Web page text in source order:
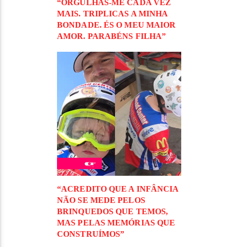
“ORGULHAS-ME CADA VEZ
MAIS. TRIPLICAS A MINHA
BONDADE. ÉS O MEU MAIOR
AMOR. PARABÉNS FILHA”
“ACREDITO QUE A INFÂNCIA
NÃO SE MEDE PELOS
BRINQUEDOS QUE TEMOS,
MAS PELAS MEMÓRIAS QUE
CONSTRUÍMOS”